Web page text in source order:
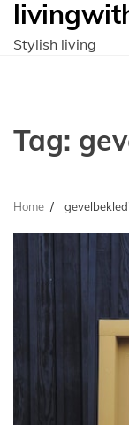
deStylish living
Tag:
Home